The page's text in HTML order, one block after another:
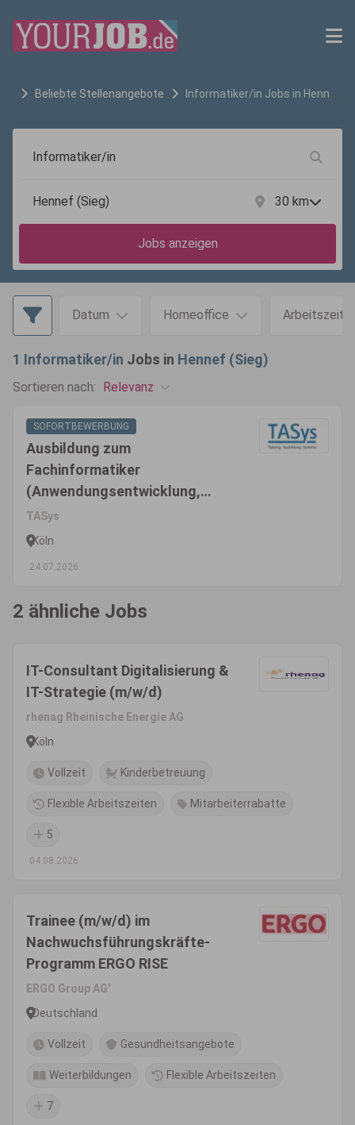
Beliebte Stellenangebote Informatiker/in Jobs in Hennef
30 km
Jobs anzeigen
Datum Homeoffice Arbeitszeit
1 Informatiker/in Jobs in Hennef (Sieg)
Sortieren nach: Relevanz
SOFORTBEWERBUNG
Ausbildung zum
Fachinformatiker
(Anwendungsentwicklung,
Systemintegration oder Daten-
und Prozessanalyse) (m/w/d)
TASys
Köln
24.07.2026
2 ähnliche Jobs
IT-Consultant Digitalisierung &
IT-Strategie (m/w/d)
rhenag Rheinische Energie AG
Köln
Vollzeit Kinderbetreuung
Flexible Arbeitszeiten Mitarbeiterrabatte
5
04.08.2026
Trainee (m/w/d) im
Nachwuchsführungskräfte-
Programm ERGO RISE
ERGO Group AG'
Deutschland
Vollzeit Gesundheitsangebote
Weiterbildungen Flexible Arbeitszeiten
7